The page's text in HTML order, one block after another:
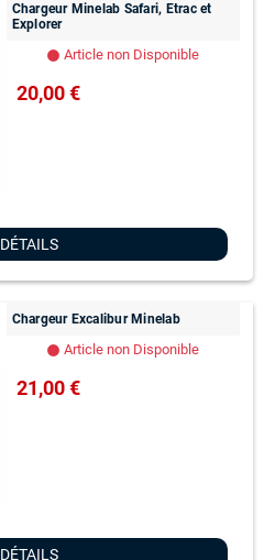
Chargeur Minelab Safari, Etrac et
Explorer
lens Article non Disponible
20,00 €
DÉTAILS
Chargeur Excalibur Minelab
lens Article non Disponible
21,00 €
DÉTAILS